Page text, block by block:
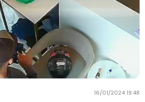
16/01/2024 19:48